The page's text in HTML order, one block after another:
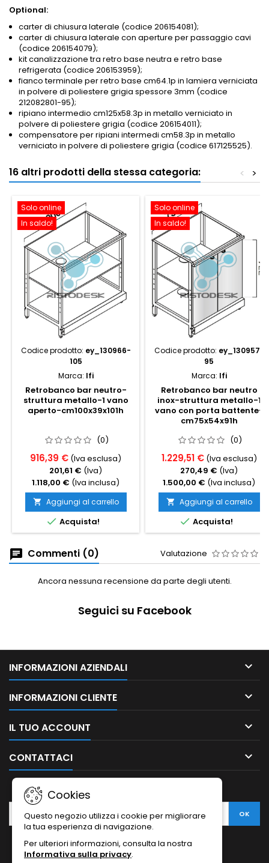
Optional:
carter di chiusura laterale (codice 206154081);
carter di chiusura laterale con aperture per passaggio cavi
(codice 206154079);
kit canalizzazione tra retro base neutra e retro base
refrigerata (codice 206153959);
fianco terminale per retro base cm64.1p in lamiera verniciata
in polvere di poliestere grigia spessore 3mm (codice
212082801-95);
ripiano intermedio cm125x58.3p in metallo verniciato in
polvere di poliestere grigia (codice 206154011);
compensatore per ripiani intermedi cm58.3p in metallo
verniciato in polvere di poliestere grigia (codice 617125525).
16 altri prodotti della stessa categoria: >
<
Solo online
In saldo!
Codice prodotto: ey_130966-
105
Marca: Ifi
Retrobanco bar neutro-
struttura metallo-1 vano
aperto-cm100x39x101h
(0)
916,39 € (Iva esclusa)
201,61 € (Iva)
1.118,00 € (Iva inclusa)
 Aggiungi al carrello
 Acquista!
Solo online
In saldo!
Codice prodotto: ey_130957-
95
Marca: Ifi
Retrobanco bar neutro
inox-struttura metallo-1
vano con porta battente-
cm75x54x91h
(0)
1.229,51 € (Iva esclusa)
270,49 € (Iva)
1.500,00 € (Iva inclusa)
 Aggiungi al carrello
 Acquista!
Commenti (0) Valutazione
Ancora nessuna recensione da parte degli utenti.
Seguici su Facebook
INFORMAZIONI AZIENDALI 
INFORMAZIONI CLIENTE 
IL TUO ACCOUNT 
CONTATTACI 
Cookies
Questo negozio utilizza i cookie per migliorare
la tua esperienza di navigazione.
Per ulteriori informazioni, consulta la nostra
Informativa sulla privacy.